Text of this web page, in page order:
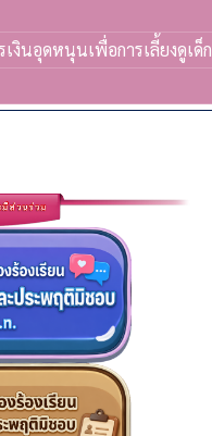
งินอุดหนุนเพื่อการเลี้ยงดูเด็